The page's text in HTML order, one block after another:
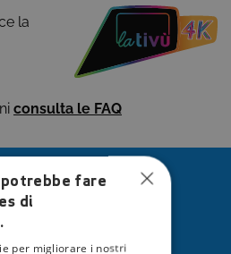
la
consulta le FAQ
guida
fare
di
per migliorare i nostri